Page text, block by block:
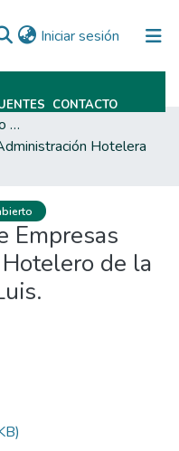
Iniciar sesión (current)
CONTACTO
Trabajos Finales De Grado Y Posgrado
Hotelera
Empresas
de la